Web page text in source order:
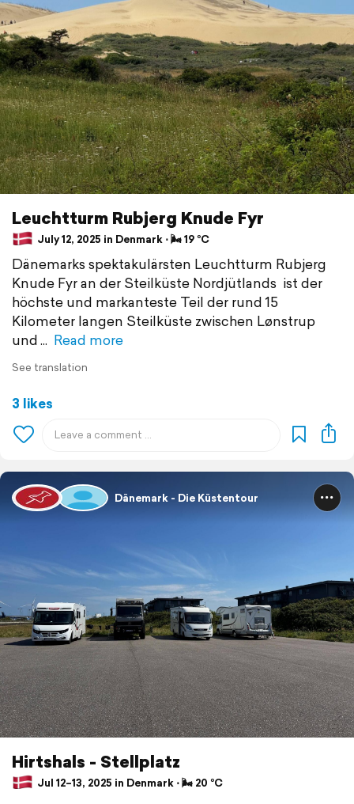
Leuchtturm Rubjerg Knude Fyr
July 12, 2025 in Denmark ⋅ 🌬 19 °C
Dänemarks spektakulärsten Leuchtturm Rubjerg
Knude Fyr an der Steilküste Nordjütlands ist der
höchste und markanteste Teil der rund 15
Kilometer langen Steilküste zwischen Lønstrup
und
Read more
See translation
3 likes
Dänemark - Die Küstentour
Hirtshals - Stellplatz
Jul 12–13, 2025 in Denmark ⋅ 🌬 20 °C